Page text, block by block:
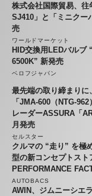
株式会社国際貿易、
SJ410」と「ミニクー
売
ワールドマーケット
HID交換用LEDバルブ
6500K” 新発売
ベロフジャパン
最先端の取り締まり
「JMA-600（NTG-
レーダーASSURA「
月発売
セルスター
クルマの “走り” を極
型の新コンセプトス
PERFORMANCE
AUTOBACS
AWIN、ジムニーシ